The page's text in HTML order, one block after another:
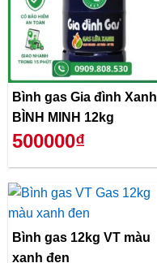
Bình gas Gia đình Xanh
BÌNH MINH 12kg
500000₫
Bình gas 12kg VT màu
xanh đen